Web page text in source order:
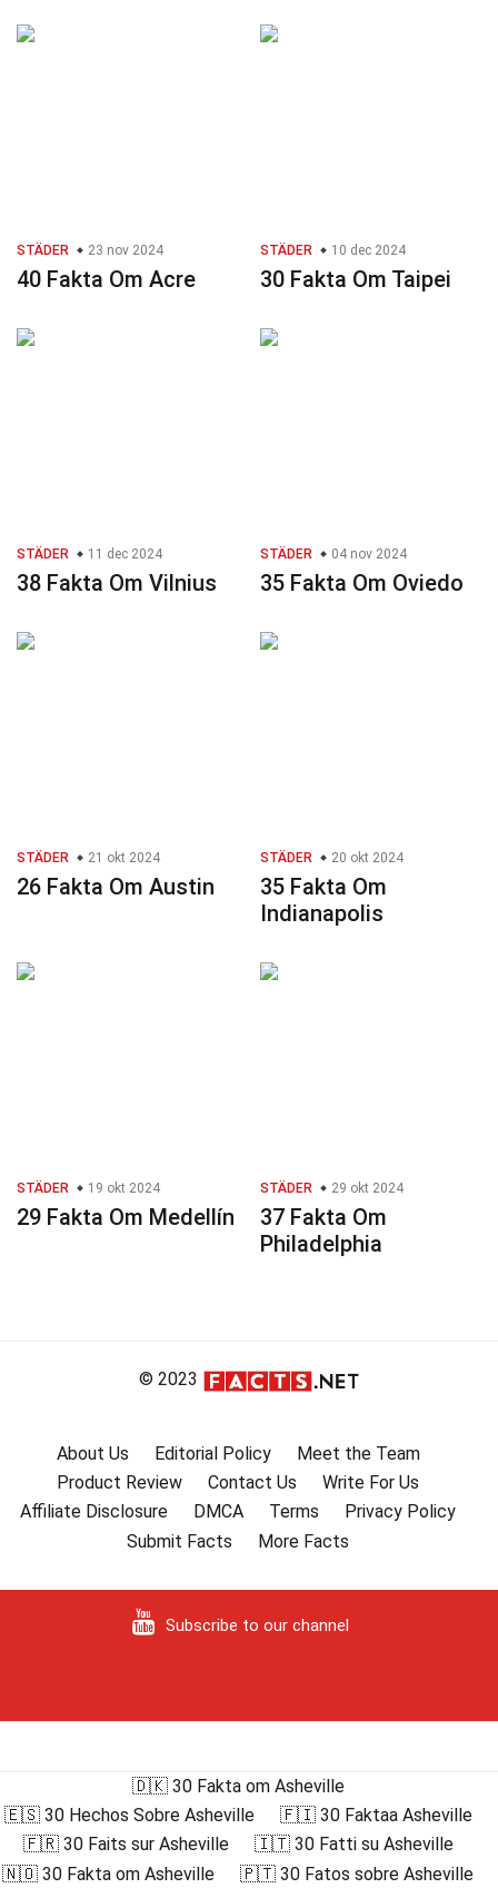
STÄDER 23 nov 2024
40 Fakta Om Acre
STÄDER 10 dec 2024
30 Fakta Om Taipei
STÄDER 11 dec 2024
38 Fakta Om Vilnius
STÄDER 04 nov 2024
35 Fakta Om Oviedo
STÄDER 21 okt 2024
26 Fakta Om Austin
STÄDER 20 okt 2024
35 Fakta Om
Indianapolis
STÄDER 19 okt 2024
29 Fakta Om Medellín
STÄDER 29 okt 2024
37 Fakta Om
Philadelphia
© 2023
About Us Editorial Policy
Meet the Team
Product Review
Contact Us
Write For Us
Affiliate Disclosure
DMCA Terms
Privacy Policy
Submit Facts
More Facts
Subscribe to our channel
🇩🇰 30 Fakta om Asheville
🇪🇸 30 Hechos Sobre Asheville
🇫🇮 30 Faktaa Asheville
🇫🇷 30 Faits sur Asheville
🇮🇹 30 Fatti su Asheville
🇳🇴 30 Fakta om Asheville
🇵🇹 30 Fatos sobre Asheville